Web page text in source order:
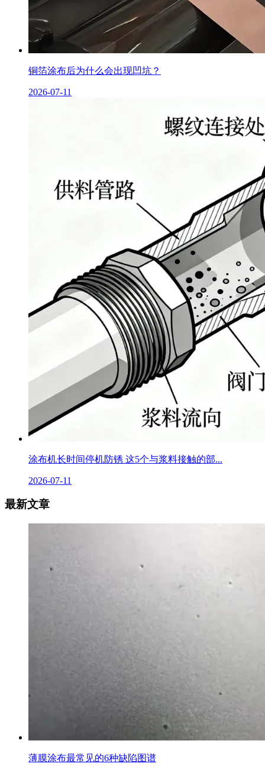
铜箔涂布后为什么会出现凹坑？
2026-07-11
涂布机长时间停机防锈 这5个与浆料接触的部...
2026-07-11
最新文章
薄膜涂布最常见的6种缺陷图谱